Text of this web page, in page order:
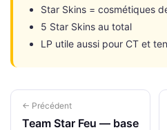
Star Skins = cosmétiques
5 Star Skins au total
LP utile aussi pour CT et
← Précédent
Team Star Feu — base